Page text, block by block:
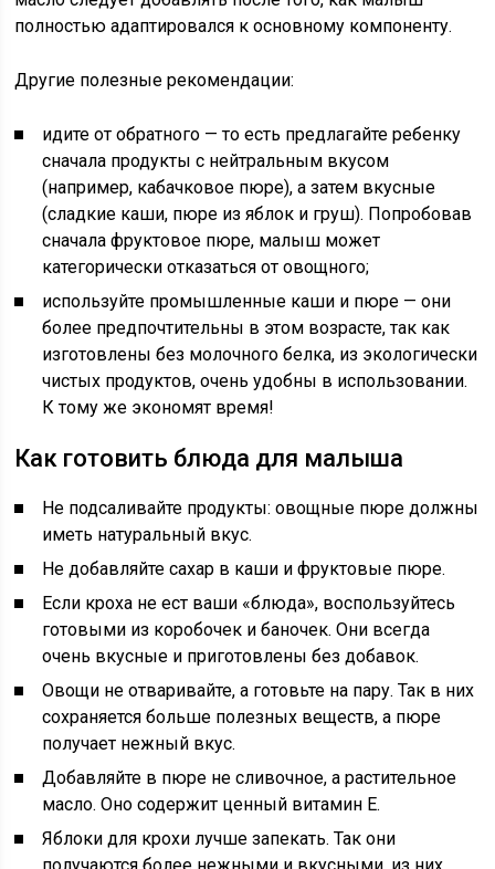
полностью адаптировался к основному компоненту.
Другие полезные рекомендации:
идите от обратного — то есть предлагайте ребенку
сначала продукты с нейтральным вкусом
(например, кабачковое пюре), а затем вкусные
(сладкие каши, пюре из яблок и груш). Попробовав
сначала фруктовое пюре, малыш может
категорически отказаться от овощного;
используйте промышленные каши и пюре — они
более предпочтительны в этом возрасте, так как
изготовлены без молочного белка, из экологически
чистых продуктов, очень удобны в использовании.
К тому же экономят время!
Как готовить блюда для малыша
Не подсаливайте продукты: овощные пюре должны
иметь натуральный вкус.
Не добавляйте сахар в каши и фруктовые пюре.
Если кроха не ест ваши «блюда», воспользуйтесь
готовыми из коробочек и баночек. Они всегда
очень вкусные и приготовлены без добавок.
Овощи не отваривайте, а готовьте на пару. Так в них
сохраняется больше полезных веществ, а пюре
получает нежный вкус.
Добавляйте в пюре не сливочное, а растительное
масло. Оно содержит ценный витамин Е.
Яблоки для крохи лучше запекать. Так они